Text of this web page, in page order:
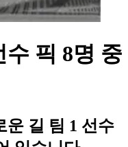
수 픽 8명 중
운 길 팀 1 선수